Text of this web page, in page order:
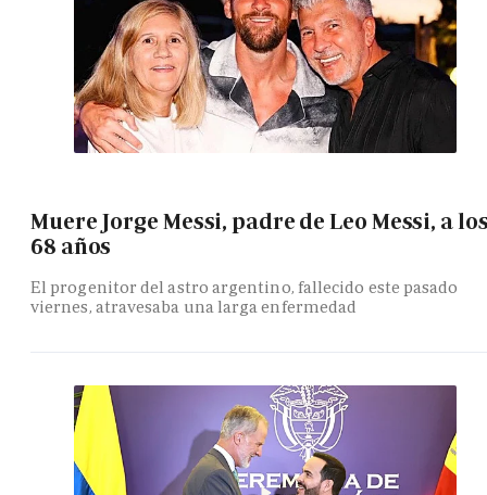
Muere Jorge Messi, padre de Leo Messi, a
68 años
El progenitor del astro argentino, fallecido este pasado
viernes, atravesaba una larga enfermedad